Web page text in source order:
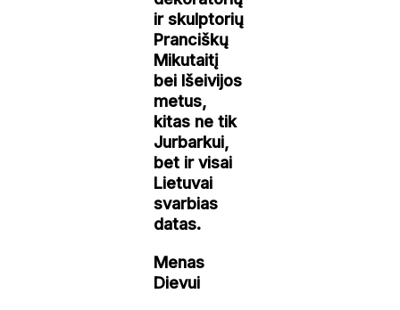
ir skulptorių
Pranciškų
Mikutaitį
bei Išeivijos
metus,
kitas ne tik
Jurbarkui,
bet ir visai
Lietuvai
svarbias
datas.
Menas
Dievui